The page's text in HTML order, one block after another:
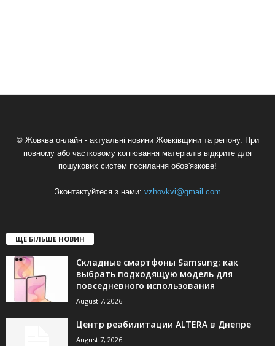
© Жовква онлайн - актуальні новини Жовківщини та регіону. При
повному або частковому копіювання матеріалів відкрите для
пошукових систем посилання обов'язкове!
Зконтактуйтеся з нами: vzhovkvi@gmail.com
ЩЕ БІЛЬШЕ НОВИН
Складные смартфоны Samsung: как
выбрать подходящую модель для
повседневного использования
August 7, 2026
Центр реабилитации ALTERA в Днепре
August 7, 2026